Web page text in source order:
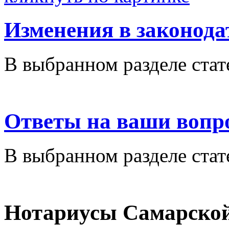
Изменения в
В выбранном разделе
Ответы на ваши
В выбранном разделе
Нотариусы